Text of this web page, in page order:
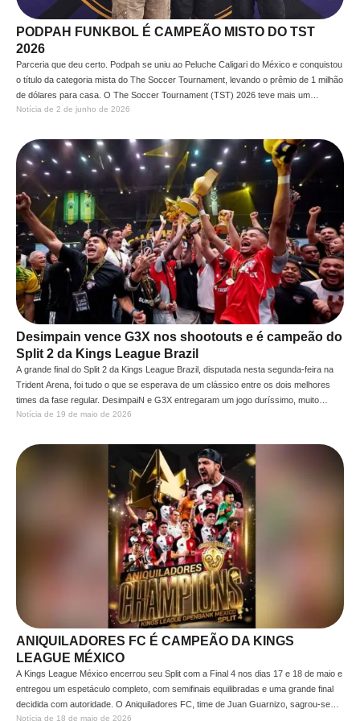
PODPAH FUNKBOL É CAMPEÃO MISTO DO TST
2026
Parceria que deu certo. Podpah se uniu ao Peluche Caligari do México e conquistou
o título da categoria mista do The Soccer Tournament, levando o prêmio de 1 milhão
de dólares para casa. O The Soccer Tournament (TST) 2026 teve mais um
campeão brasileiro. O Podpah Funkbol Clube, em parceria com o Peluche Caligari
Notícia de 2 de junho de 2026
Desimpain vence G3X nos shootouts e é campeão do
Split 2 da Kings League Brazil
A grande final do Split 2 da Kings League Brazil, disputada nesta segunda-feira na
Trident Arena, foi tudo o que se esperava de um clássico entre os dois melhores
times da fase regular. DesimpaiN e G3X entregaram um jogo duríssimo, muito
físico, com marcação forte, divididas ríspidas e alto nível técnico, terminando
Notícia de 19 de maio de 2026
ANIQUILADORES FC É CAMPEÃO DA KINGS
LEAGUE MÉXICO
A Kings League México encerrou seu Split com a Final 4 nos dias 17 e 18 de maio e
entregou um espetáculo completo, com semifinais equilibradas e uma grande final
decidida com autoridade. O Aniquiladores FC, time de Juan Guarnizo, sagrou-se
Notícia de 18 de maio de 2026